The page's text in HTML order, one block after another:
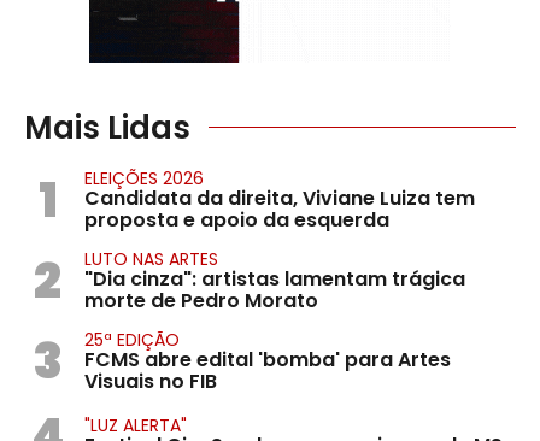
Mais Lidas
1 ELEIÇÕES 2026
Candidata da direita, Viviane Luiza tem
proposta e apoio da esquerda
2 LUTO NAS ARTES
"Dia cinza": artistas lamentam trágica
morte de Pedro Morato
3 25ª EDIÇÃO
FCMS abre edital 'bomba' para Artes
Visuais no FIB
"LUZ ALERTA"